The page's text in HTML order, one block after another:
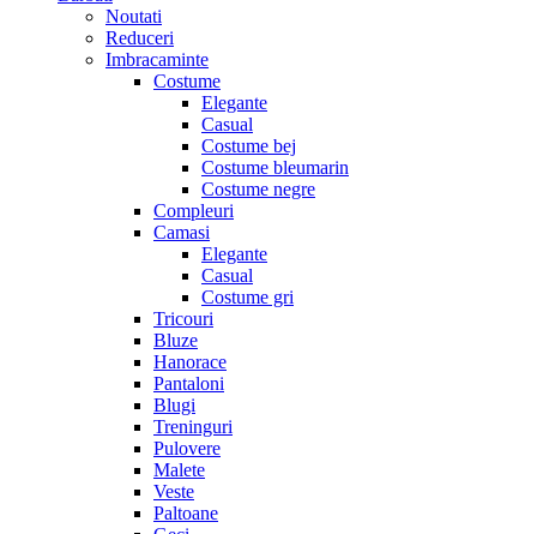
Noutati
Reduceri
Imbracaminte
Costume
Elegante
Casual
Costume bej
Costume bleumarin
Costume negre
Compleuri
Camasi
Elegante
Casual
Costume gri
Tricouri
Bluze
Hanorace
Pantaloni
Blugi
Treninguri
Pulovere
Malete
Veste
Paltoane